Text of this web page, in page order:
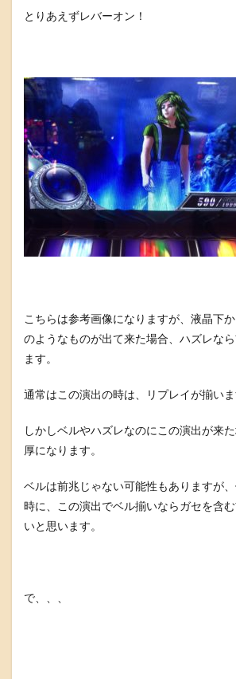
とりあえずレバーオン！
こちらは参考画像になりますが、液晶下
のようなものが出て来た場合、ハズレな
ます。
通常はこの演出の時は、リプレイが揃いま
しかしベルやハズレなのにこの演出が来
厚になります。
ベルは前兆じゃない可能性もありますが
時に、この演出でベル揃いならガセを含
いと思います。
で、、、